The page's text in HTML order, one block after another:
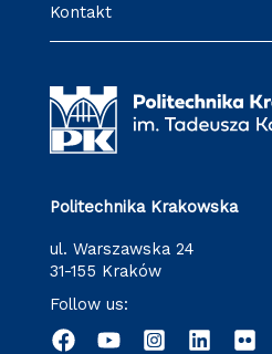
Kontakt
Politechnika Krakowska
ul. Warszawska 24
31-155 Kraków
Follow us: